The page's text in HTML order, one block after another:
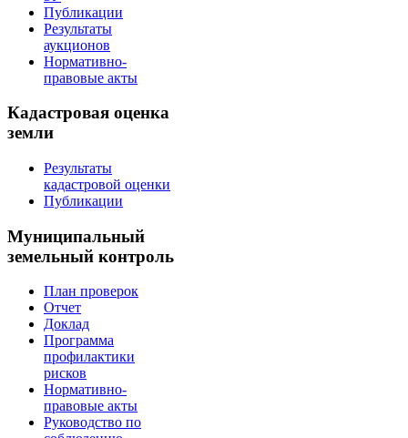
Публикации
Результаты
аукционов
Нормативно-
правовые акты
Кадастровая оценка
земли
Результаты
кадастровой оценки
Публикации
Муниципальный
земельный контроль
План проверок
Отчет
Доклад
Программа
профилактики
рисков
Нормативно-
правовые акты
Руководство по